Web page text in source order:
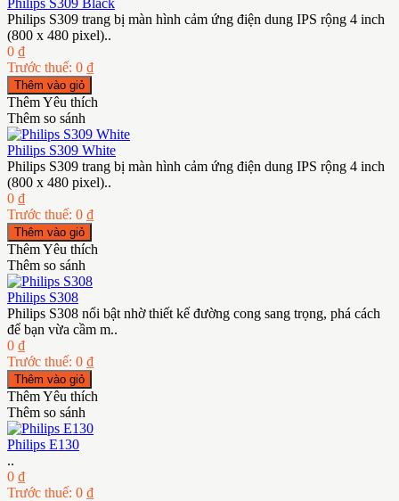
Philips S309 trang bị màn hình cảm ứng điện dung IPS rộng 4 inch
(800 x 480 pixel)..
0 ₫
Trước thuế: 0 ₫
Thêm Yêu thích
Thêm so sánh
Philips S309 White
Philips S309 trang bị màn hình cảm ứng điện dung IPS rộng 4 inch
(800 x 480 pixel)..
0 ₫
Trước thuế: 0 ₫
Thêm Yêu thích
Thêm so sánh
Philips S308
Philips S308 nổi bật nhờ thiết kế đường cong sang trọng, phá cách
để bạn vừa cầm m..
0 ₫
Trước thuế: 0 ₫
Thêm Yêu thích
Thêm so sánh
Philips E130
..
0 ₫
Trước thuế: 0 ₫